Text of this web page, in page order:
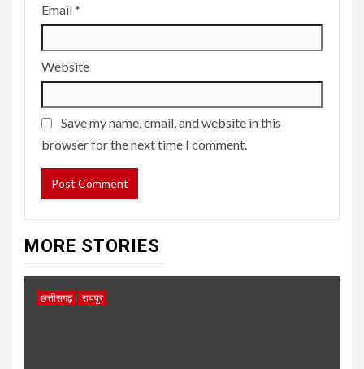
Email*
Website
Save my name, email, and website in this
browser for the next time I comment.
MORE STORIES
छत्तीसगढ़ रायपुर